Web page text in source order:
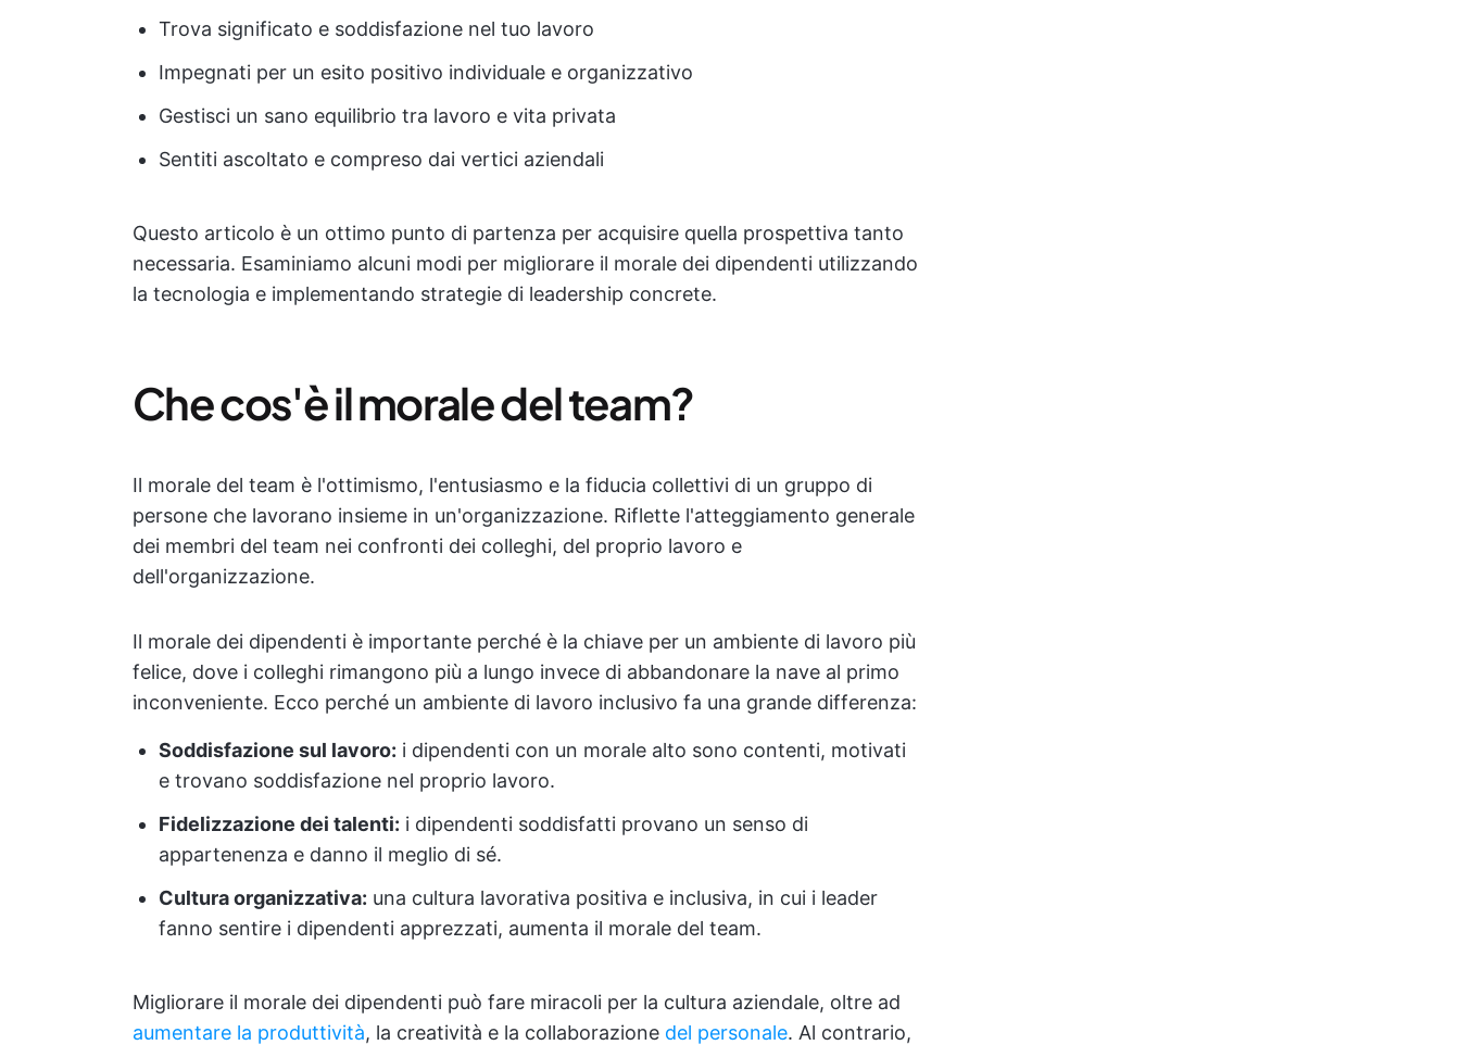
Trova significato e soddisfazione nel tuo lavoro
Impegnati per un esito positivo individuale e organizzativo
Gestisci un sano equilibrio tra lavoro e vita privata
Sentiti ascoltato e compreso dai vertici aziendali
Questo articolo è un ottimo punto di partenza per acquisire quella prospettiva tanto
necessaria. Esaminiamo alcuni modi per migliorare il morale dei dipendenti utilizzando
la tecnologia e implementando strategie di leadership concrete.
Che cos'è il morale del team?
Il morale del team è l'ottimismo, l'entusiasmo e la fiducia collettivi di un gruppo di
persone che lavorano insieme in un'organizzazione. Riflette l'atteggiamento generale
dei membri del team nei confronti dei colleghi, del proprio lavoro e
dell'organizzazione.
Il morale dei dipendenti è importante perché è la chiave per un ambiente di lavoro più
felice, dove i colleghi rimangono più a lungo invece di abbandonare la nave al primo
inconveniente. Ecco perché un ambiente di lavoro inclusivo fa una grande differenza:
Soddisfazione sul lavoro: i dipendenti con un morale alto sono contenti, motivati
e trovano soddisfazione nel proprio lavoro.
Fidelizzazione dei talenti: i dipendenti soddisfatti provano un senso di
appartenenza e danno il meglio di sé.
Cultura organizzativa: una cultura lavorativa positiva e inclusiva, in cui i leader
fanno sentire i dipendenti apprezzati, aumenta il morale del team.
Migliorare il morale dei dipendenti può fare miracoli per la cultura aziendale, oltre ad
aumentare la produttività, la creatività e la collaborazione del personale. Al contrario,